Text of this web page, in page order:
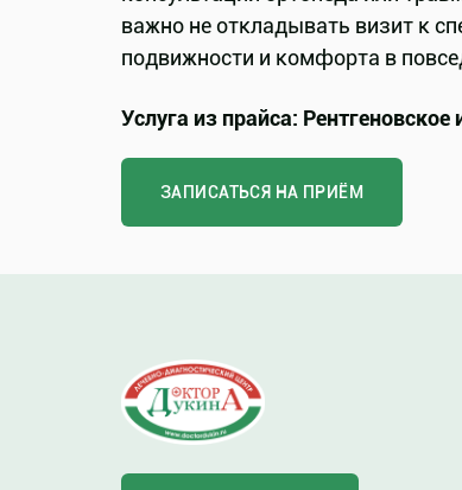
важно не откладывать визит к
подвижности и комфорта в
Услуга из прайса:
ЗАПИСАТЬСЯ НА ПРИЁМ